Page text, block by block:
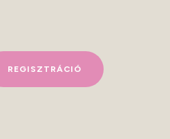
REGISZTRÁCIÓ